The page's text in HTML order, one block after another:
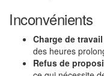
Inconvénients
Charge de
des heures
Refus de